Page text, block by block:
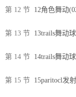
第 12 节 12角色舞动
第 13 节 13trails舞动
第 14 节 14trails舞动
第 15 节 15paritocl发